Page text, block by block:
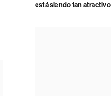
está siendo tan atractivo